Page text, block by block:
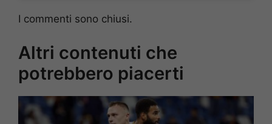
I commenti sono chiusi.
Altri contenuti che
potrebbero piacerti